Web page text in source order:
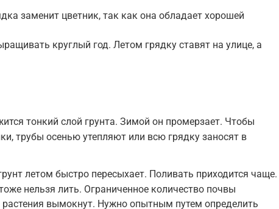
заменит цветник, так как она обладает хорошей
круглый год. Летом грядку ставят на улице, а
тонкий слой грунта. Зимой он промерзает. Чтобы
трубы осенью утепляют или всю грядку заносят в
летом быстро пересыхает. Поливать приходится чаще.
нельзя лить. Ограниченное количество почвы
растения вымокнут. Нужно опытным путем определить